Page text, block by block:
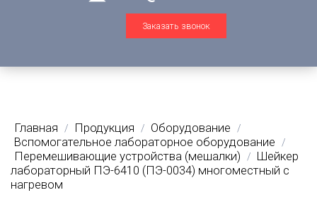
Заказать звонок
Главная / Продукция / Оборудование /
Вспомогательное лабораторное оборудование /
Перемешивающие устройства (мешалки) /
Шейкер
лабораторный ПЭ-6410 (ПЭ-0034) многоместный с
нагревом